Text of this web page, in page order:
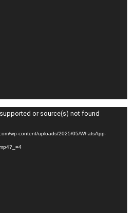
or source(s) not found
wp-content/uploads/2025/05/WhatsApp-